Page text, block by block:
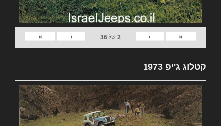
«
‹
2של36
›
»
קטלוג ג'יפ 1973